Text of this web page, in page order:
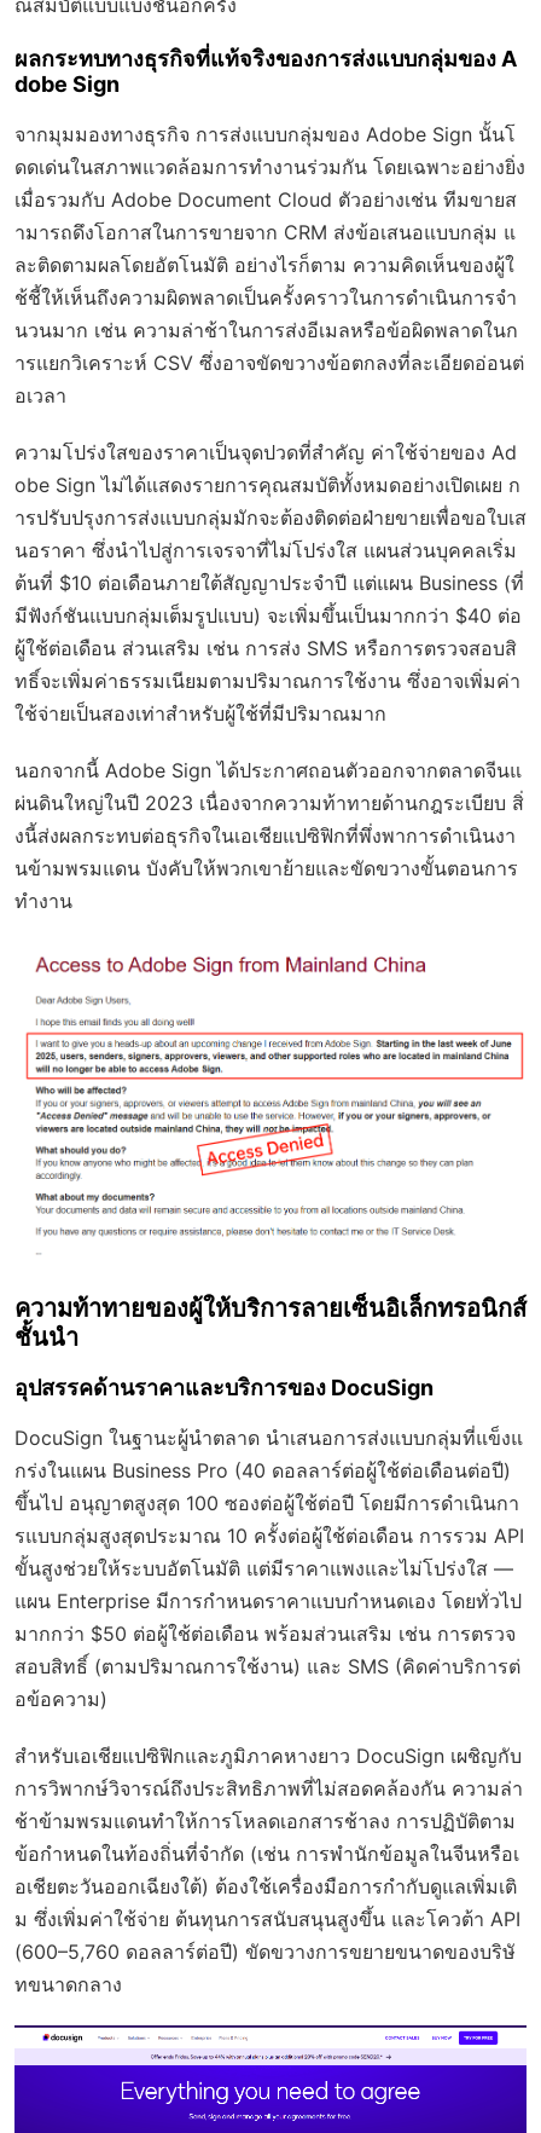
ผลกระทบทางธุรกิจที่แท้จริงของการส่งแบบกลุ่มของ A
dobe Sign
จากมุมมองทางธุรกิจ การส่งแบบกลุ่มของ Adobe Sign นั้นโ
ดดเด่นในสภาพแวดล้อมการทำงานร่วมกัน โดยเฉพาะอย่างยิ่ง
เมื่อรวมกับ Adobe Document Cloud ตัวอย่างเช่น ทีมขายส
ามารถดึงโอกาสในการขายจาก CRM ส่งข้อเสนอแบบกลุ่ม แ
ละติดตามผลโดยอัตโนมัติ อย่างไรก็ตาม ความคิดเห็นของผู้ใ
ช้ชี้ให้เห็นถึงความผิดพลาดเป็นครั้งคราวในการดำเนินการจำ
นวนมาก เช่น ความล่าช้าในการส่งอีเมลหรือข้อผิดพลาดในก
ารแยกวิเคราะห์ CSV ซึ่งอาจขัดขวางข้อตกลงที่ละเอียดอ่อนต่
อเวลา
ความโปร่งใสของราคาเป็นจุดปวดที่สำคัญ ค่าใช้จ่ายของ Ad
obe Sign ไม่ได้แสดงรายการคุณสมบัติทั้งหมดอย่างเปิดเผย ก
ารปรับปรุงการส่งแบบกลุ่มมักจะต้องติดต่อฝ่ายขายเพื่อขอใบเส
นอราคา ซึ่งนำไปสู่การเจรจาที่ไม่โปร่งใส แผนส่วนบุคคลเริ่ม
ต้นที่ $10 ต่อเดือนภายใต้สัญญาประจำปี แต่แผน Business (ที่
มีฟังก์ชันแบบกลุ่มเต็มรูปแบบ) จะเพิ่มขึ้นเป็นมากกว่า $40 ต่อ
ผู้ใช้ต่อเดือน ส่วนเสริม เช่น การส่ง SMS หรือการตรวจสอบสิ
ทธิ์จะเพิ่มค่าธรรมเนียมตามปริมาณการใช้งาน ซึ่งอาจเพิ่มค่า
ใช้จ่ายเป็นสองเท่าสำหรับผู้ใช้ที่มีปริมาณมาก
นอกจากนี้ Adobe Sign ได้ประกาศถอนตัวออกจากตลาดจีนแ
ผ่นดินใหญ่ในปี 2023 เนื่องจากความท้าทายด้านกฎระเบียบ สิ่
งนี้ส่งผลกระทบต่อธุรกิจในเอเชียแปซิฟิกที่พึ่งพาการดำเนินงา
นข้ามพรมแดน บังคับให้พวกเขาย้ายและขัดขวางขั้นตอนการ
ทำงาน
ความท้าทายของผู้ให้บริการลายเซ็นอิเล็กทรอนิกส์
ชั้นนำ
อุปสรรคด้านราคาและบริการของ DocuSign
DocuSign ในฐานะผู้นำตลาด นำเสนอการส่งแบบกลุ่มที่แข็งแ
กร่งในแผน Business Pro (40 ดอลลาร์ต่อผู้ใช้ต่อเดือนต่อปี)
ขึ้นไป อนุญาตสูงสุด 100 ซองต่อผู้ใช้ต่อปี โดยมีการดำเนินกา
รแบบกลุ่มสูงสุดประมาณ 10 ครั้งต่อผู้ใช้ต่อเดือน การรวม API
ขั้นสูงช่วยให้ระบบอัตโนมัติ แต่มีราคาแพงและไม่โปร่งใส —
แผน Enterprise มีการกำหนดราคาแบบกำหนดเอง โดยทั่วไป
มากกว่า $50 ต่อผู้ใช้ต่อเดือน พร้อมส่วนเสริม เช่น การตรวจ
สอบสิทธิ์ (ตามปริมาณการใช้งาน) และ SMS (คิดค่าบริการต่
อข้อความ)
สำหรับเอเชียแปซิฟิกและภูมิภาคหางยาว DocuSign เผชิญกับ
การวิพากษ์วิจารณ์ถึงประสิทธิภาพที่ไม่สอดคล้องกัน ความล่า
ช้าข้ามพรมแดนทำให้การโหลดเอกสารช้าลง การปฏิบัติตาม
ข้อกำหนดในท้องถิ่นที่จำกัด (เช่น การพำนักข้อมูลในจีนหรือเ
อเชียตะวันออกเฉียงใต้) ต้องใช้เครื่องมือการกำกับดูแลเพิ่มเติ
ม ซึ่งเพิ่มค่าใช้จ่าย ต้นทุนการสนับสนุนสูงขึ้น และโควต้า API
(600–5,760 ดอลลาร์ต่อปี) ขัดขวางการขยายขนาดของบริษั
ทขนาดกลาง